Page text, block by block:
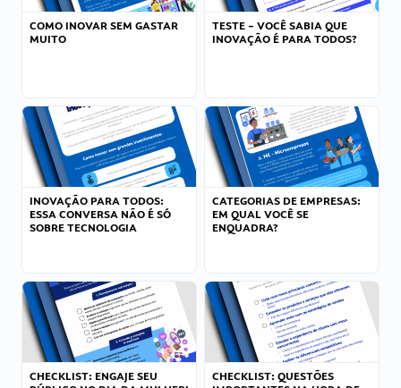
COMO INOVAR SEM GASTAR
MUITO
TESTE – VOCÊ SABIA QUE
INOVAÇÃO É PARA TODOS?
INOVAÇÃO PARA TODOS:
ESSA CONVERSA NÃO É SÓ
SOBRE TECNOLOGIA
CATEGORIAS DE EMPRESAS:
EM QUAL VOCÊ SE
ENQUADRA?
CHECKLIST: ENGAJE SEU
CHECKLIST: QUESTÕES